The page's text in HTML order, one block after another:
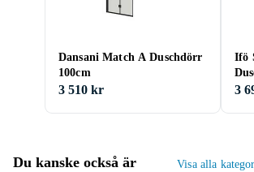
Dansani Match A Duschdörr
100cm
3 510 kr
Ifö
3
Du kanske också är
Visa alla